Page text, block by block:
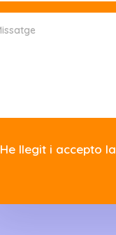
He llegit i accepto la